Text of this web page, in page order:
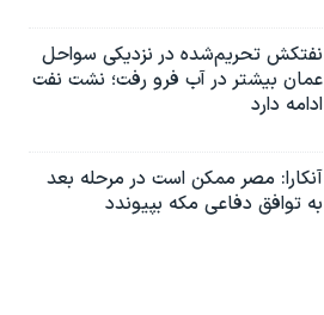
نفتکش تحریم‌شده در نزدیکی سواحل
عمان بیشتر در آب فرو رفت؛ نشت نفت
ادامه دارد
آنکارا: مصر ممکن است در مرحله بعد
به توافق دفاعی مکه بپیوندد